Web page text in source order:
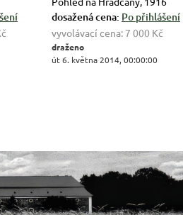
dosažená cena: Po přihlášení
vyvolávací cena: 7 000 Kč
draženo
út 6. května 2014, 00:00:00